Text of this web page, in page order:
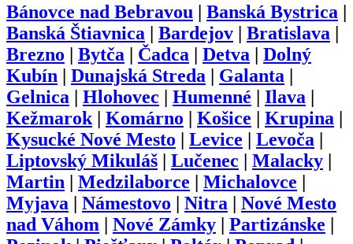
Bánovce nad Bebravou | Banská Bystrica |
Banská Štiavnica | Bardejov | Bratislava |
Brezno | Bytča | Čadca | Detva | Dolný
Kubín | Dunajská Streda | Galanta |
Gelnica | Hlohovec | Humenné | Ilava |
Kežmarok | Komárno | Košice | Krupina |
Kysucké Nové Mesto | Levice | Levoča |
Liptovský Mikuláš | Lučenec | Malacky |
Martin | Medzilaborce | Michalovce |
Myjava | Námestovo | Nitra | Nové Mesto
nad Váhom | Nové Zámky | Partizánske |